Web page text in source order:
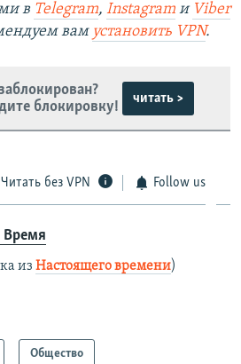
в Telegram, Instagram и Viber
вам установить VPN.
блокировку!
читать >
Читать без VPN Follow us
Время
из Настоящего времени)
Общество